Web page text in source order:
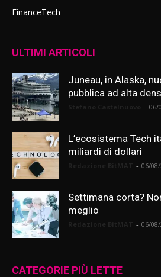
FinanceTech
ULTIMI ARTICOLI
Juneau, in Alaska,
pubblica ad alta
- 06/
L’ecosistema Tech
miliardi di dollari
- 06/
Settimana corta?
meglio
- 06/
CATEGORIE PIÙ LETTE